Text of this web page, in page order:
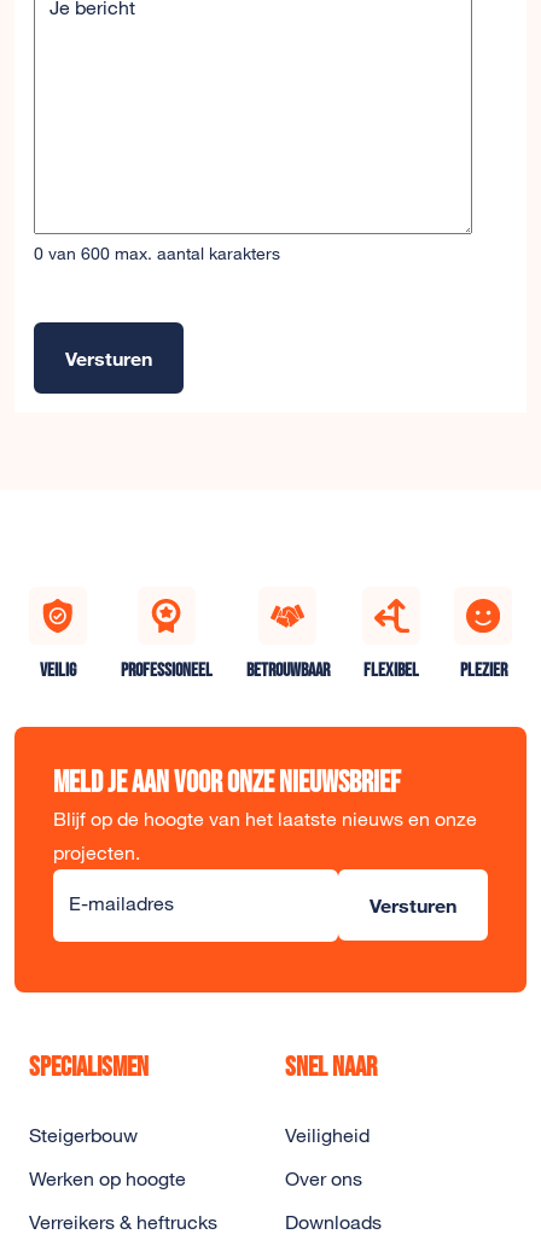
Je bericht
0 van 600 max. aantal karakters
Versturen
VEILIG PROFESSIONEEL BETROUWBAAR FLEXIBEL PLEZIER
Meld je aan voor onze nieuwsbrief
Blijf op de hoogte van het laatste nieuws en onze
projecten.
E-mailadres Versturen
Specialismen
Steigerbouw
Werken op hoogte
Verreikers & heftrucks
Snel naar
Veiligheid
Over ons
Downloads